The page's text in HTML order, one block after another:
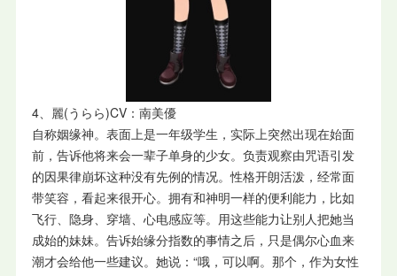
4、麗(うらら)CV：南美優
自称姻缘神。表面上是一年级学生，实际上突然出现在始面
前，告诉他将来会一辈子单身的少女。负责观察由咒语引发
的因果律崩坏这种没有先例的情况。性格开朗活泼，经常面
带笑容，看起来很开心。拥有和神明一样的便利能力，比如
飞行、隐身、穿墙、心电感应等。用这些能力让别人把她当
成始的妹妹。告诉始缘分指数的事情之后，只是偶尔心血来
潮才会给他一些建议。她说：“哦，可以啊。那个，作为女性